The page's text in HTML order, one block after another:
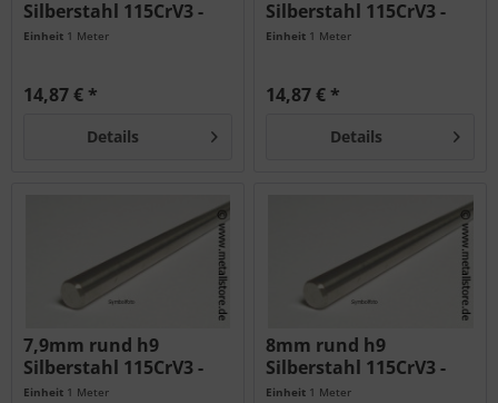
Silberstahl 115CrV3 -
geschliffen...
Einheit 1 Meter
14,87 € *
Details
Silberstahl 115CrV3 -
geschliffen...
Einheit 1 Meter
14,87 € *
Details
7,9mm rund h9
Silberstahl 115CrV3 -
geschliffen...
Einheit 1 Meter
8mm rund h9
Silberstahl 115CrV3 -
geschliffen -...
Einheit 1 Meter